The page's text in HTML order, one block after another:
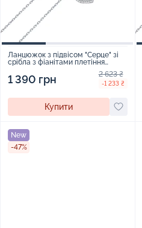
Ланцюжок з підвісом "Серце" зі
срібла з фіанітами плетіння
1 390 грн 2 623 ₴
-1 233 ₴
Купити
New
-47%